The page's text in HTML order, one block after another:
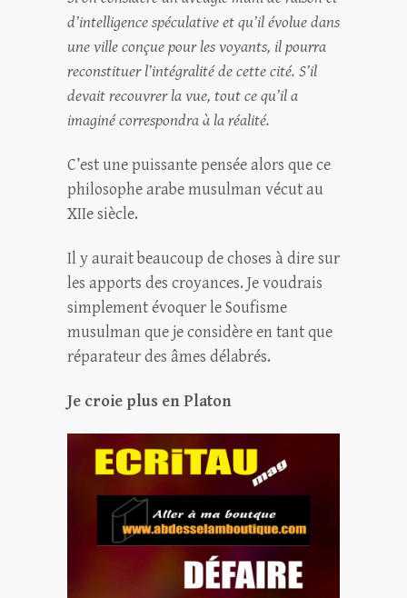
d’intelligence spéculative et qu’il évolue dans
une ville conçue pour les voyants, il pourra
reconstituer l’intégralité de cette cité. S’il
devait recouvrer la vue, tout ce qu’il a
imaginé correspondra à la réalité.
C’est une puissante pensée alors que ce
philosophe arabe musulman vécut au
XIIe siècle.
Il y aurait beaucoup de choses à dire sur
les apports des croyances. Je voudrais
simplement évoquer le Soufisme
musulman que je considère en tant que
réparateur des âmes délabrés.
Je croie plus en Platon